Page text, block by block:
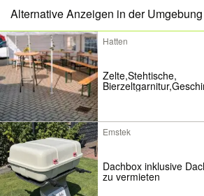
Alternative Anzeigen in der Umgebung
Hatten
Zelte,Stehtische,
Emstek
Dachbox inklusive
zu vermieten